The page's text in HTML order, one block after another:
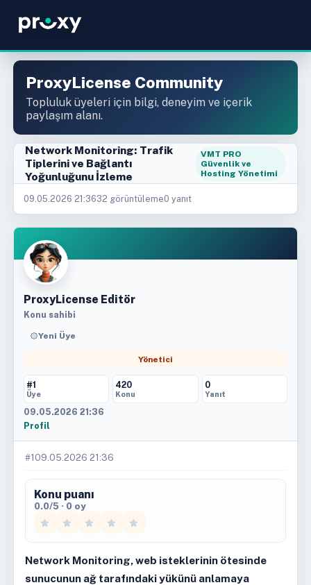
ProxyLicense Community
Topluluk üyeleri için bilgi, deneyim ve içerik
paylaşım alanı.
Network Monitoring: Trafik
Tiplerini ve Bağlantı
Yoğunluğunu İzleme
VMT PRO
Güvenlik ve
Hosting Yönetimi
09.05.2026 21:3632 görüntüleme0 yanıt
ProxyLicense Editör
Konu sahibi
Yeni Üye
Yönetici
#1
Üye
420
Konu
0
Yanıt
09.05.2026 21:36
Profil
#1 09.05.2026 21:36
Konu puanı
0.0/5 · 0 oy
Network Monitoring, web isteklerinin ötesinde
sunucunun ağ tarafındaki yükünü anlamaya